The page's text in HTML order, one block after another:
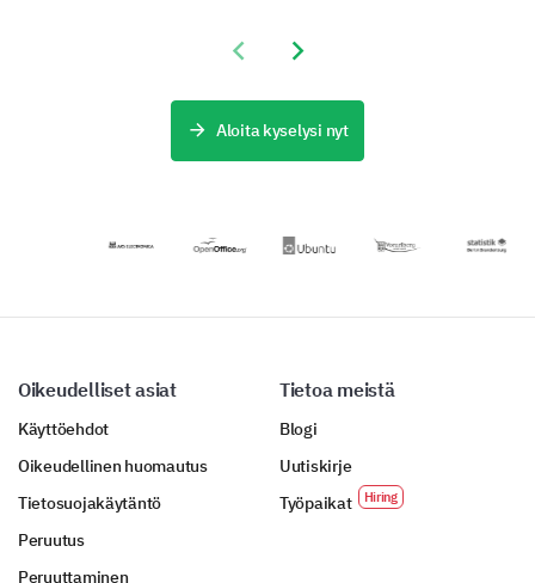
avulla.Previous slide
Next slide
Aloita kyselysi nyt
Oikeudelliset asiat
Käyttöehdot
Oikeudellinen huomautus
Tietosuojakäytäntö
Peruutus
Peruuttaminen
Tietoa meistä
Blogi
Uutiskirje
Työpaikat